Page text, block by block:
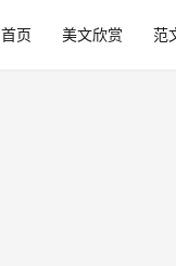
首页 美文欣赏 范